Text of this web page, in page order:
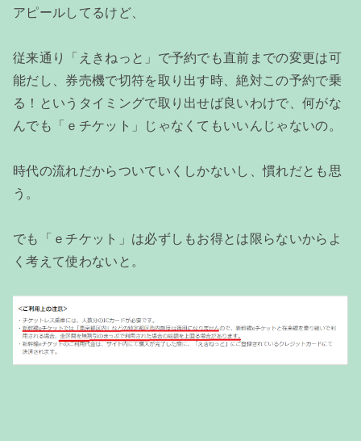
アピールしてるけど、
従来通り「えきねっと」で予約でも直前までの変更は可
能だし、券売機で切符を取り出す時、絶対この予約で乗
る！というタイミングで取り出せば良いわけで、何がな
んでも「ｅチケット」じゃなくてもいいんじゃないの。
時代の流れだからついていくしかないし、慣れだとも思
う。
でも「ｅチケット」は必ずしもお得とは限らないからよ
く考えて使わないと。